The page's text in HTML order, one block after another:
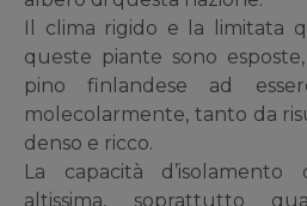
Il clima rigido e la limitata
queste piante sono
pino finlandese ad
molecolarmente, tanto da
denso e ricco.
La capacità
altissima, soprattutto